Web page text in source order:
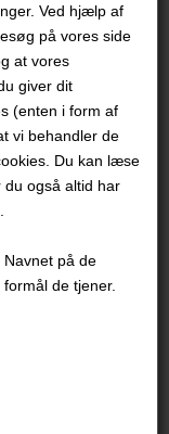
Ved hjælp af
på vores side
at vores
giver dit
(enten i form af
vi behandler de
Du kan læse
du også altid har
på de
de tjener.
van Deurs